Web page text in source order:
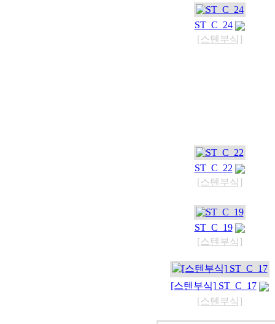
ST_C_24
[스텐부식]
ST_C_22
[스텐부식]
ST_C_19
[스텐부식]
[스텐부식] ST_C_17
[스텐부식]